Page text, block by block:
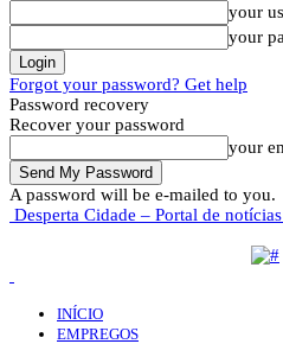
your
your
Forgot your password? Get help
Password recovery
Recover your password
your
A password will be e-mailed to you.
Desperta Cidade – Portal de
INÍCIO
EMPREGOS